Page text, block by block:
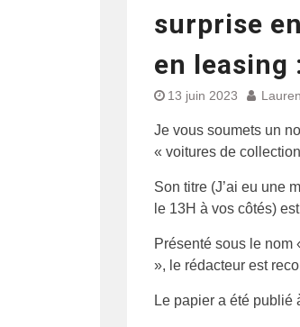
surprise
en leasing
13 juin 2023
Je vous soumets un
« voitures de
Son titre (J’ai eu une
le 13H à vos côtés)
Présenté sous le nom
», le rédacteur est
Le papier a été publié